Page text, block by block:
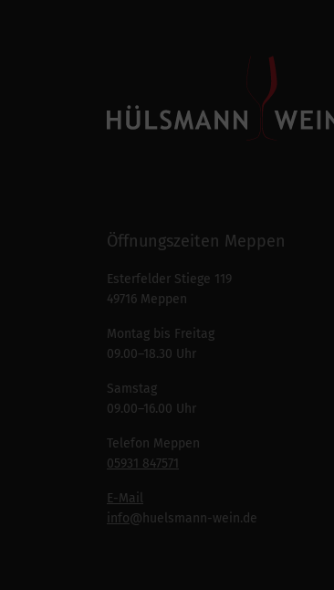
Öffnungszeiten Meppen
Esterfelder Stiege 119
49716 Meppen
Montag bis Freitag
09.00–18.30 Uhr
Samstag
09.00–16.00 Uhr
Telefon Meppen
05931 847571
E-Mail
info@huelsmann-wein.de